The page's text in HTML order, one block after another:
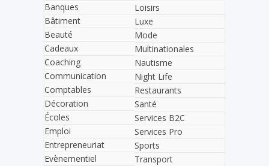
Banques
Bâtiment
Beauté
Cadeaux
Coaching
Communication
Comptables
Décoration
Écoles
Emploi
Entrepreneuriat
Evènementiel
Loisirs
Luxe
Mode
Multinationales
Nautisme
Night Life
Restaurants
Santé
Services B2C
Services Pro
Sports
Transport